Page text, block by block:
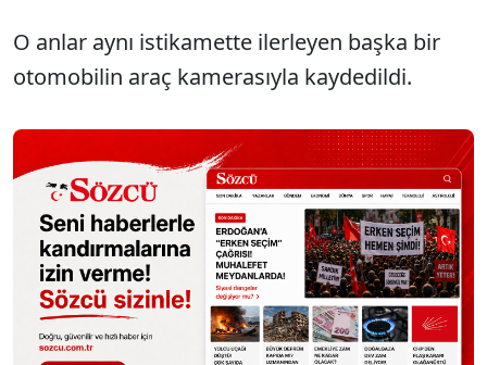
O anlar aynı istikamette ilerleyen başka bir
otomobilin araç kamerasıyla kaydedildi.